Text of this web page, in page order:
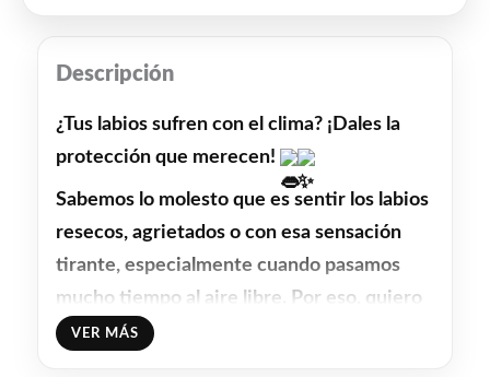
Descripción
¿Tus labios sufren con el clima? ¡Dales la
protección que merecen!
Sabemos lo molesto que es sentir los labios
resecos, agrietados o con esa sensación
tirante, especialmente cuando pasamos
mucho tiempo al aire libre. Por eso, quiero
recomendarte la Terapia Labial de
VER MÁS